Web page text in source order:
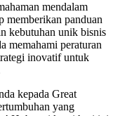
mendalam
memberikan panduan
kebutuhan unik bisnis
memahami peraturan
inovatif untuk
kepada Great
yang